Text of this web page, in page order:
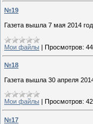
№19
Газета вышла 7 мая 2014
Мои файлы | Просмотров:
№18
Газета вышла 30 апреля
Мои файлы | Просмотров:
№17